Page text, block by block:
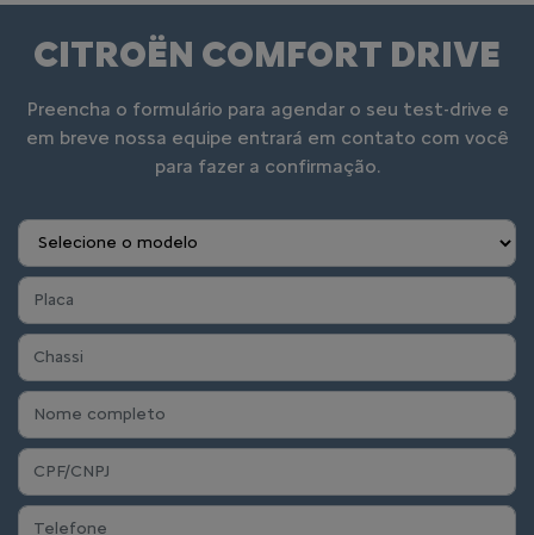
CITROËN COMFORT DRIVE
Preencha o formulário para agendar o seu test-drive e
em breve nossa equipe entrará em contato com você
para fazer a confirmação.